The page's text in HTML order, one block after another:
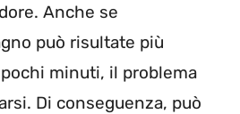
Anche se
può risultate più
minuti, il problema
Di conseguenza, può